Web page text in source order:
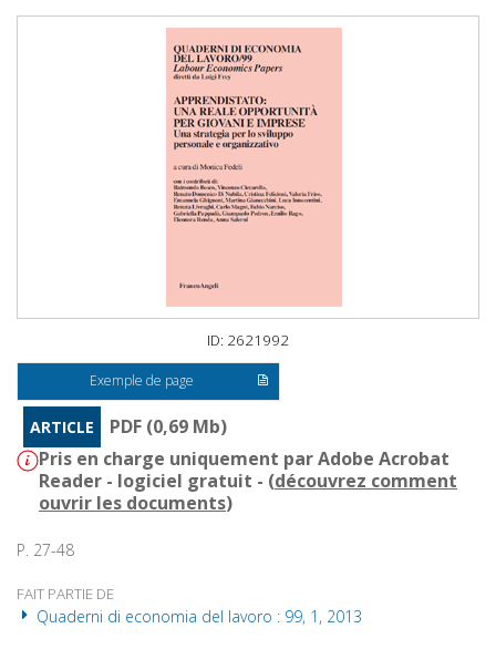
ID: 2621992
Exemple de page
ARTICLE
PDF (0,69 Mb)
Pris en charge uniquement par Adobe Acrobat
Reader - logiciel gratuit - (découvrez comment
ouvrir les documents)
P. 27-48
FAIT PARTIE DE
Quaderni di economia del lavoro : 99, 1, 2013